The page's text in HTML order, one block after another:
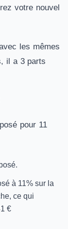
votre nouvel
les mêmes
il a 3 parts
pour 11
à 11% sur la
ce qui
€